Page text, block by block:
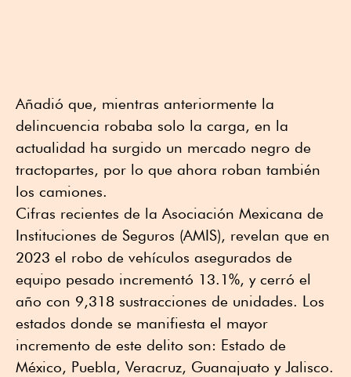
Añadió que, mientras anteriormente la
delincuencia robaba solo la carga, en la
actualidad ha surgido un mercado negro de
tractopartes, por lo que ahora roban también
los camiones.
Cifras recientes de la Asociación Mexicana de
Instituciones de Seguros (AMIS), revelan que en
2023 el robo de vehículos asegurados de
equipo pesado incrementó 13.1%, y cerró el
año con 9,318 sustracciones de unidades. Los
estados donde se manifiesta el mayor
incremento de este delito son: Estado de
México, Puebla, Veracruz, Guanajuato y Jalisco.